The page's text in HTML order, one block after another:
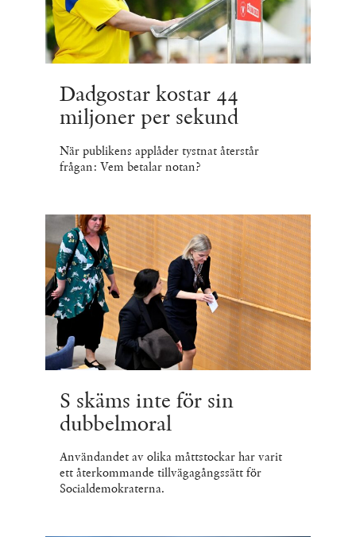
Dadgostar kostar 44
miljoner per sekund
När publikens applåder tystnat återstår
frågan: Vem betalar notan?
S skäms inte för sin
dubbelmoral
Användandet av olika måttstockar har varit
ett återkommande tillvägagångssätt för
Socialdemokraterna.